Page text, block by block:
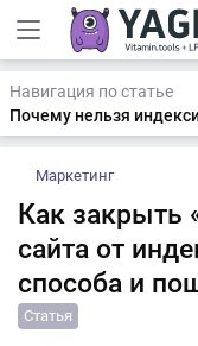
Навигация по статье
Почему нельзя
Маркетинг
Как закрыть
сайта от
способа и
Статья